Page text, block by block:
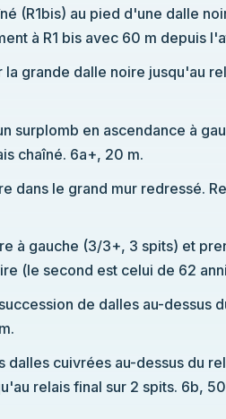
(R1bis) au pied d'une dalle
à R1 bis avec 60 m depuis
la grande dalle noire jusqu'au
surplomb en ascendance à
chaîné. 6a+, 20 m.
dans le grand mur redressé.
à gauche (3/3+, 3 spits) et
(le second est celui de 62
de dalles au-dessus
dalles cuivrées au-dessus du
relais final sur 2 spits. 6b,